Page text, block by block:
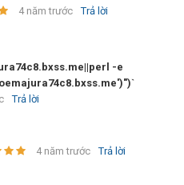
4 năm trước
Trả lời
-e
Trả lời
4 năm trước
Trả lời